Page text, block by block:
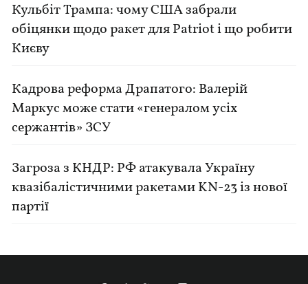
Кульбіт Трампа: чому США забрали
обіцянки щодо ракет для Patriot і що робити
Києву
Кадрова реформа Драпатого: Валерій
Маркус може стати «генералом усіх
сержантів» ЗСУ
Загроза з КНДР: РФ атакувала Україну
квазібалістичними ракетами KN-23 із нової
партії